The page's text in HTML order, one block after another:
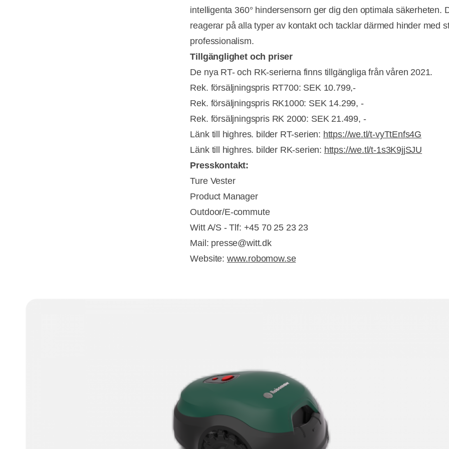
intelligenta 360° hindersensorn ger dig den optimala säkerheten.
reagerar på alla typer av kontakt och tacklar därmed hinder med
professionalism.
Tillgänglighet och priser
De nya RT- och RK-serierna finns tillgängliga från våren 2021.
Rek. försäljningspris RT700: SEK 10.799,-
Rek. försäljningspris RK1000: SEK 14.299, -
Rek. försäljningspris RK 2000: SEK 21.499, -
Länk till highres. bilder RT-serien: https://we.tl/t-vyTtEnfs4G
Länk till highres. bilder RK-serien: https://we.tl/t-1s3K9jjSJU
Presskontakt:
Ture Vester
Product Manager
Outdoor/E-commute
Witt A/S - Tlf: +45 70 25 23 23
Mail: presse@witt.dk
Website: www.robomow.se